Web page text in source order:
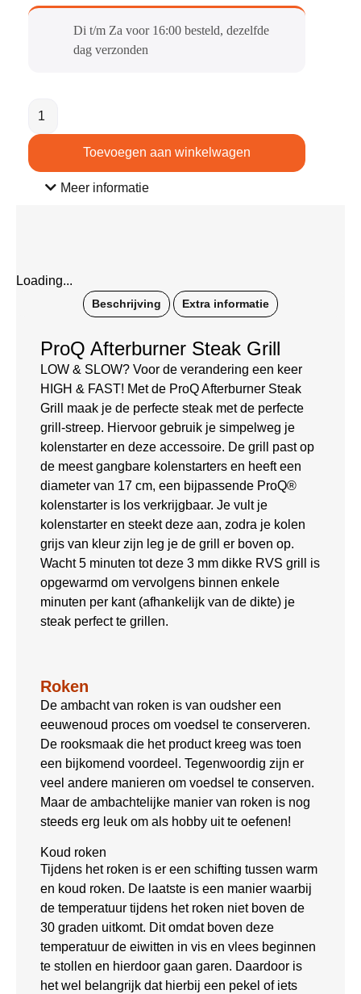
Di t/m Za voor 16:00 besteld, dezelfde
dag verzonden​
Toevoegen aan winkelwagen
Meer informatie
Loading...
Beschrijving Extra informatie
ProQ Afterburner Steak Grill
LOW & SLOW? Voor de verandering een keer
HIGH & FAST! Met de ProQ Afterburner Steak
Grill maak je de perfecte steak met de perfecte
grill-streep. Hiervoor gebruik je simpelweg je
kolenstarter en deze accessoire. De grill past op
de meest gangbare kolenstarters en heeft een
diameter van 17 cm, een bijpassende ProQ®
kolenstarter is los verkrijgbaar. Je vult je
kolenstarter en steekt deze aan, zodra je kolen
grijs van kleur zijn leg je de grill er boven op.
Wacht 5 minuten tot deze 3 mm dikke RVS grill is
opgewarmd om vervolgens binnen enkele
minuten per kant (afhankelijk van de dikte) je
steak perfect te grillen.
Roken
De ambacht van roken is van oudsher een
eeuwenoud proces om voedsel te conserveren.
De rooksmaak die het product kreeg was toen
een bijkomend voordeel. Tegenwoordig zijn er
veel andere manieren om voedsel te conserven.
Maar de ambachtelijke manier van roken is nog
steeds erg leuk om als hobby uit te oefenen!
Koud roken
Tijdens het roken is er een schifting tussen warm
en koud roken. De laatste is een manier waarbij
de temperatuur tijdens het roken niet boven de
30 graden uitkomt. Dit omdat boven deze
temperatuur de eiwitten in vis en vlees beginnen
te stollen en hierdoor gaan garen. Daardoor is
het wel belangrijk dat hierbij een pekel of iets